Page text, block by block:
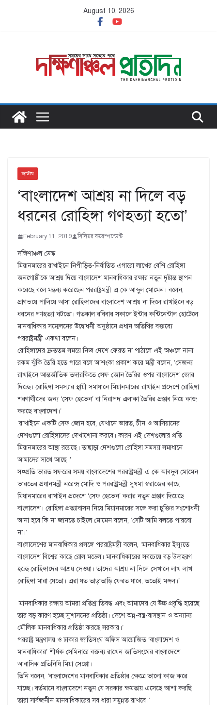
August 10, 2026
জাতীয়
‘বাংলাদেশ আশ্রয় না দিলে বড়
ধরনের রোহিঙ্গা গণহত্যা হতো’
February 11, 2019 সিনিয়র করেস্পন্ডেন্ট
দক্ষিণাঞ্চল ডেস্ক
মিয়ানমারের রাখাইনে নিপীড়িত-নির্যাতিত এগারো লাখের বেশি রোহিঙ্গা
জনগোষ্ঠীকে আশ্রয় দিয়ে বাংলাদেশ মানবাধিকার রক্ষার নতুন দৃষ্টান্ত স্থাপন
করেছে বলে মন্তব্য করেছেন পররাষ্ট্রমন্ত্রী এ কে আব্দুল মোমেন। বলেন,
প্রাণভয়ে পালিয়ে আসা রোহিঙ্গাদের বাংলাদেশ আশ্রয় না দিলে রাখাইনে বড়
ধরনের গণহত্যা ঘটতো। গতকাল রবিবার সকালে ইন্টার কন্টিনেন্টাল হোটেলে
মানবাধিকার সম্মেলনের উদ্বোধনী অনুষ্ঠানে প্রধান অতিথির বক্তব্যে
পররাষ্ট্রমন্ত্রী একথা বলেন।
রোহিঙ্গাদের দ্রুততম সময়ে নিজ দেশে ফেরত না পাঠালে এই অঞ্চলে নানা
রকম ঝুঁকি তৈরি হতে পারে বলে আশংকা প্রকাশ করে মন্ত্রী বলেন, ‘সেজন্য
রাখাইনে আন্তর্জাতিক তদারকিতে সেফ জোন তৈরির ওপর বাংলাদেশ জোর
দিচ্ছে। রোহিঙ্গা সমস্যার স্থায়ী সমাধানে মিয়ানমারের রাখাইন প্রদেশে রোহিঙ্গা
শরণার্থীদের জন্য ‘সেফ হেভেন’ বা নিরাপদ এলাকা তৈরির প্রস্তাব নিয়ে কাজ
করছে বাংলাদেশ।’
‘রাখাইনে একটি সেফ জোন হবে, যেখানে ভারত, চীন ও আসিয়ানের
দেশগুলো রোহিঙ্গাদের দেখাশোনা করবে। কারণ এই দেশগুলোর প্রতি
মিয়ানমারের আস্থা রয়েছে। তাছাড়া দেশগুলো রোহিঙ্গা সমস্যা সমাধানে
আমাদের সাথে আছে।’
স¤প্রতি ভারত সফরের সময় বাংলাদেশের পররাষ্ট্রমন্ত্রী এ কে আবদুল মোমেন
ভারতের প্রধানমন্ত্রী নরেন্দ্র মোদি ও পররাষ্ট্রমন্ত্রী সুষমা স্বরাজের কাছে
মিয়ানমারের রাখাইন প্রদেশে ‘সেফ হেভেন’ করার নতুন প্রস্তাব দিয়েছে
বাংলাদেশ। রোহিঙ্গা প্রত্যাবাসন নিয়ে মিয়ানমারের সঙ্গে করা চুক্তির সংশোধনী
আনা হবে কি না জানতে চাইলে মোমেন বলেন, ‘সেটি আমি বলতে পারবো
না।’
বাংলাদেশের মানবাধিকার প্রসঙ্গে পররাষ্ট্রমন্ত্রী বলেন, ‘মানবাধিকার ইস্যুতে
বাংলাদেশ বিশ্বের কাছে রোল মডেল। মানবাধিকারের সবচেয়ে বড় উদাহরণ
হচ্ছে রোহিঙ্গাদের আশ্রয় দেওয়া। তাদের আশ্রয় না দিলে সেখানে লাখ লাখ
রোহিঙ্গা মারা যেতো। এরা যত তাড়াতাড়ি ফেরত যাবে, ততোই মঙ্গল।’
‘মানবাধিকার রক্ষায় আমরা প্রতিশ্র“তিবদ্ধ এবং আমাদের যে উচ্চ প্রবৃদ্ধি হয়েছে
তার বড় কারণ হচ্ছে সুশাসনের প্রতিষ্ঠা। দেশে অন্ন-বস্ত্র-বাসস্থান ও অন্যান্য
মৌলিক মানবাধিকার প্রতিষ্ঠা করছে সরকার।’
পররাষ্ট্র মন্ত্রণালয় ও ঢাকার জাতিসংঘ অফিস আয়োজিত ‘বাংলাদেশ ও
মানবাধিকার’ শীর্ষক সেমিনারে বক্তব্য রাখেন জাতিসংঘের বাংলাদেশে
আবাসিক প্রতিনিধি মিয়া সেপ্পো।
তিনি বলেন, ‘বাংলাদেশের মানবাধিকার প্রতিষ্ঠার ক্ষেত্রে ভালো কাজ করে
যাচ্ছে। বর্তমানে বাংলাদেশে নতুন যে সরকার ক্ষমতায় এসেছে আশা করছি
তারা সার্বজনীন মানবাধিকারের সব ধারা সমুন্নত রাখবে।’